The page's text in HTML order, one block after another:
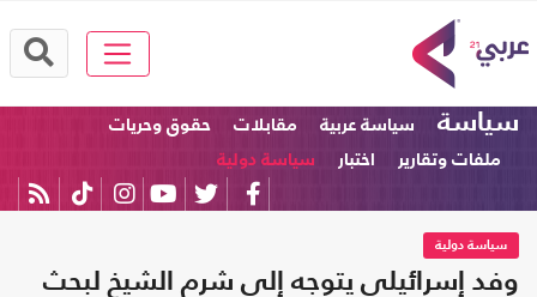
سياسة سياسة عربية مقابلات
حقوق وحريات
ملفات وتقارير
اختبار سياسة دولية
سياسة دولية
وفد إسرائيلي يتوجه إلى شرم الشيخ لبحث